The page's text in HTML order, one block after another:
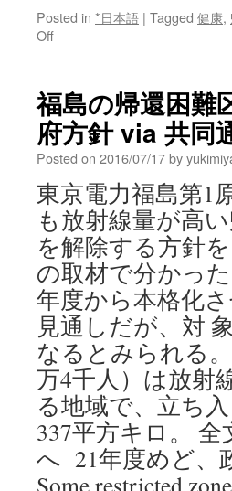
Posted in *日本語 | Tagged 健康,
Offon
困
難
区
域、
２
２
年
め
ど
に
一
部
解
除
役
場
周
辺
な
ど
福島の帰還困難
府方針 via 共同
Posted on 2016/07/17by
東京電力福島第1
も放射線量が高
を解除する方針
の取材で分かっ
年度から本格化
見通しだが、対
なるとみられる
万4千人）は放射
る地域で、立ち
337平方キロ。
へ 21年度めど、
Some restricted